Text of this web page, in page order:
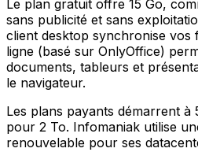
Le plan gratuit offre 15 Go,
sans publicité et sans
client desktop synchronise vos
ligne (basé sur OnlyOffice)
documents, tableurs et
le navigateur.
Les plans payants démarrent à
pour 2 To. Infomaniak utilise
renouvelable pour ses